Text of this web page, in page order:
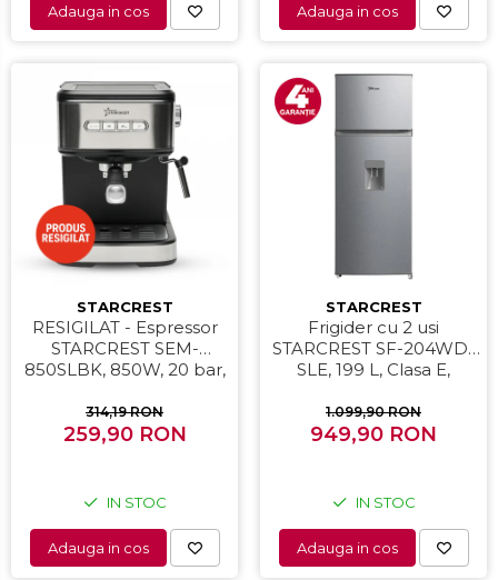
Adauga in cos Adauga in cos
STARCREST
RESIGILAT - Espressor
STARCREST SEM-
850SLBK, 850W, 20 bar,
dispozitiv spumare, filtru
dublu din inox,
314,19 RON
259,90 RON
IN STOC
Adauga in cos
STARCREST
Frigider cu 2 usi
STARCREST SF-204WD-
SLE, 199 L, Clasa E,
LED, Termostat Ajustabil,
Usi reversibile, H 143 cm,
1.099,90 RON
949,90 RON
IN STOC
Adauga in cos